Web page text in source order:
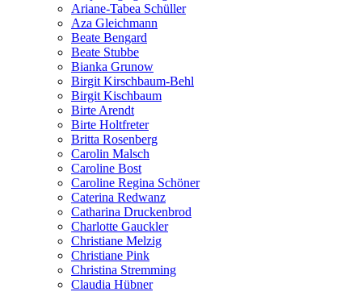
Ariane-Tabea Schüller
Aza Gleichmann
Beate Bengard
Beate Stubbe
Bianka Grunow
Birgit Kirschbaum-Behl
Birgit Kischbaum
Birte Arendt
Birte Holtfreter
Britta Rosenberg
Carolin Malsch
Caroline Bost
Caroline Regina Schöner
Caterina Redwanz
Catharina Druckenbrod
Charlotte Gauckler
Christiane Melzig
Christiane Pink
Christina Stremming
Claudia Hübner